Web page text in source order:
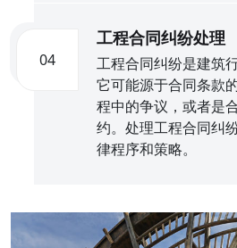
04
工程合同纠纷处理
工程合同纠纷是建筑
它可能源于合同条款
程中的争议，或者是
约。处理工程合同纠
律程序和策略。